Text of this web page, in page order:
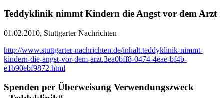
Teddyklinik nimmt Kindern die Angst vor dem Arzt
01.02.2010, Stuttgarter Nachrichten
http://www.stuttgarter-nachrichten.de/inhalt.teddyklinik-nimmt-
kindern-die-angst-vor-dem-arzt.3ea0bff8-0474-4eae-bf4b-
e1b90ebf9872.html
Spenden per Überweisung Verwendungszweck